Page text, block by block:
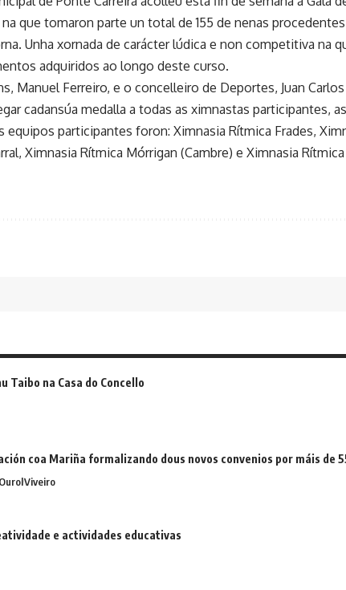
que tomaron parte un total de 155 de nenas
Unha xornada de carácter lúdica e non competitiva na
adquiridos ao longo deste curso.
Manuel Ferreiro, e o concelleiro de Deportes, Juan
cadansúa medalla a todas as ximnastas participantes,
equipos participantes foron: Ximnasia Rítmica Frades,
Ximnasia Rítmica Mórrigan (Cambre) e Ximnasia
Taibo na Casa do Concello
coa Mariña formalizando dous novos convenios por máis de
Viveiro
e actividades educativas